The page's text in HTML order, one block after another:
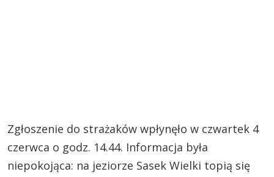
Zgłoszenie do strażaków wpłynęło w czwartek 4
czerwca o godz. 14.44. Informacja była
niepokojąca: na jeziorze Sasek Wielki topią się